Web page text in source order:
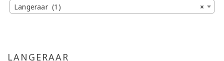
LANGERAAR
×
Langeraar (1)